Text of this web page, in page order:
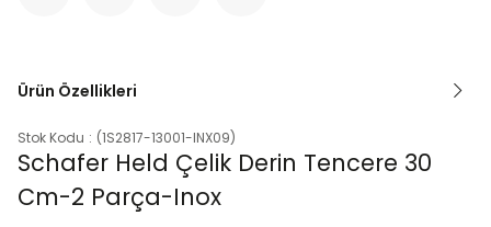
Ürün Özellikleri
Stok Kodu (1S2817-13001-INX09)
Schafer Held Çelik Derin Tencere 30
Cm-2 Parça-Inox